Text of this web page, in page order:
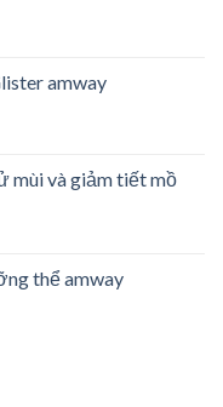
₫.amway
₫.
mùi và giảm tiết mồ
₫.
thể amway